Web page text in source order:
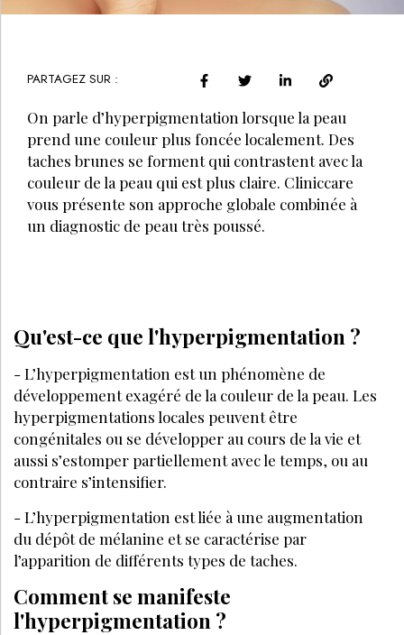
PARTAGEZ SUR :
On parle d’hyperpigmentation lorsque la peau
prend une couleur plus foncée localement. Des
taches brunes se forment qui contrastent avec la
couleur de la peau qui est plus claire. Cliniccare
vous présente son approche globale combinée à
un diagnostic de peau très poussé.
Qu'est-ce que l'hyperpigmentation ?
- L’hyperpigmentation est un phénomène de
développement exagéré de la couleur de la peau. Les
hyperpigmentations locales peuvent être
congénitales ou se développer au cours de la vie et
aussi s’estomper partiellement avec le temps, ou au
contraire s’intensifier.
- L’hyperpigmentation est liée à une augmentation
du dépôt de mélanine et se caractérise par
l’apparition de différents types de taches.
Comment se manifeste
l'hyperpigmentation ?